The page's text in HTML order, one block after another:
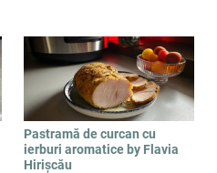
Pastramă de curcan cu
ierburi aromatice by Flavia
Hirișcău